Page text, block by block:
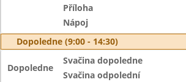
Příloha
Nápoj
Dopoledne (9:00 - 14:30)
Dopoledne
Svačina dopoledne
Svačina odpolední